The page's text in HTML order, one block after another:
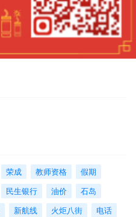
荣成 教师资格
假期
民生银行 油价
石岛
新航线 火炬八街 电话